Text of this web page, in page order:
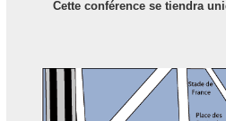
Cette conférence se tiendra